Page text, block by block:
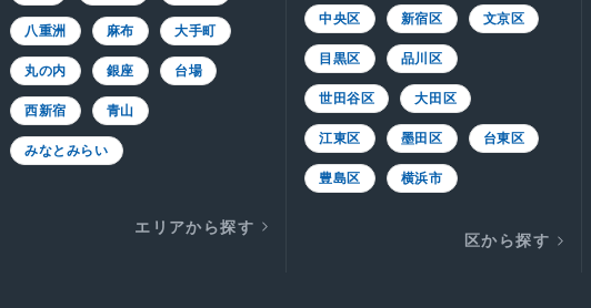
八重洲 麻布 大手町
丸の内 銀座 台場
西新宿 青山
みなとみらい
エリアから探す
中央区 新宿区 文京区
目黒区 品川区
世田谷区 大田区
江東区 墨田区 台東区
豊島区 横浜市
区から探す